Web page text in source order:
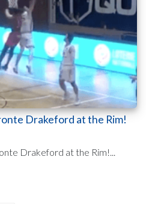
Drakeford at the Rim!
Drakeford at the Rim!...